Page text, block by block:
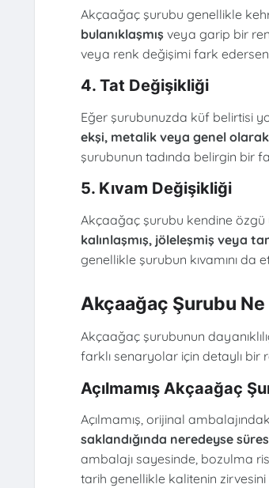
Akçaağaç şurubu genellikle
bulanıklaşmışveya garip bir
veya renk değişimi fark
4. Tat Değişikliği
Eğer şurubunuzda küf belirtisi
ekşi, metalik veya genel
şurubunun tadında belirgin bir
5. Kıvam Değişikliği
Akçaağaç şurubu kendine özgü
kalınlaşmış, jöleleşmiş veya
genellikle şurubun kıvamını da
Akçaağaç Şurubu Ne
Akçaağaç şurubunun
farklı senaryolar için detaylı bir
Açılmamış Akçaağaç
Açılmamış, orijinal
saklandığında neredeyse
ambalajı sayesinde, bozulma
tarih genellikle kalitenin